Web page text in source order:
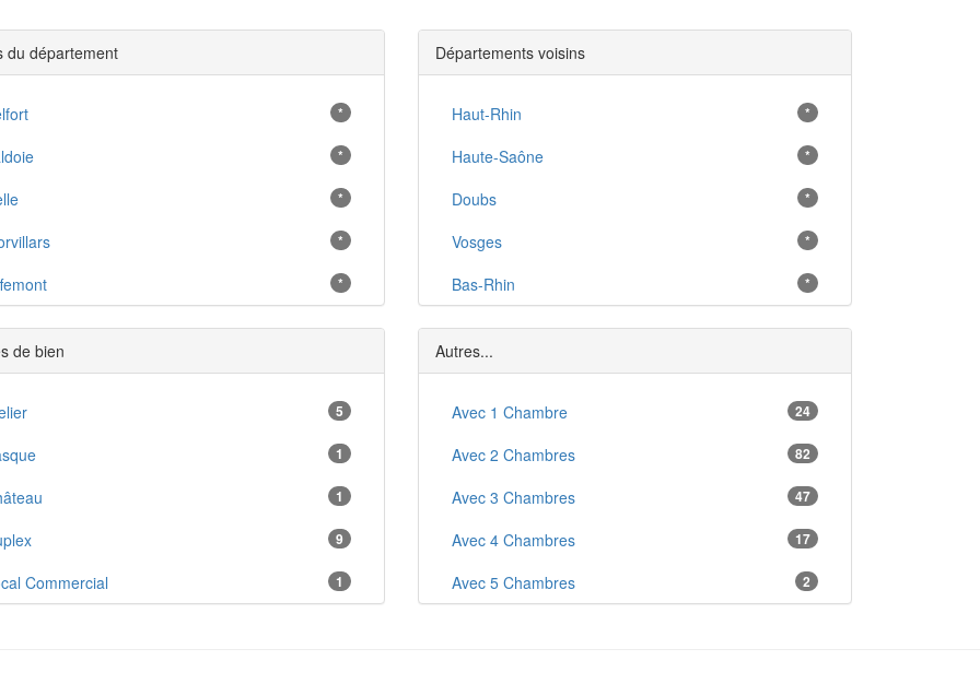
du département
*
*
*
*
*
*
*
*
Salbert *
*
*
*
Départements voisins
Haut-Rhin *
Haute-Saône *
Doubs *
Vosges *
Bas-Rhin *
de bien
5
1
1
9
Commercial 1
Autres...
Avec 1 Chambre 24
Avec 2 Chambres 82
Avec 3 Chambres 47
Avec 4 Chambres 17
Avec 5 Chambres 2